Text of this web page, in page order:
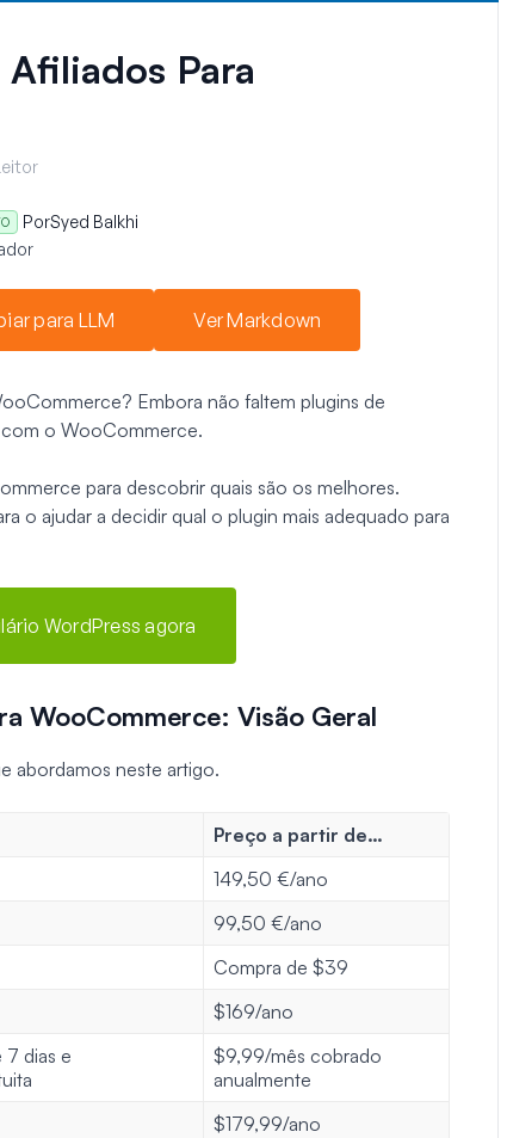
Para
PorSyed Balkhi
para LLM Ver Markdown
Embora não faltem plugins de
o WooCommerce.
para descobrir quais são os melhores.
o ajudar a decidir qual o plugin mais adequado para
WordPress agora
WooCommerce: Visão Geral
abordamos neste artigo.
Preço a partir de…
149,50 €/ano
99,50 €/ano
Compra de $39
$169/ano
7 dias e
$9,99/mês cobrado
anualmente
$179,99/ano